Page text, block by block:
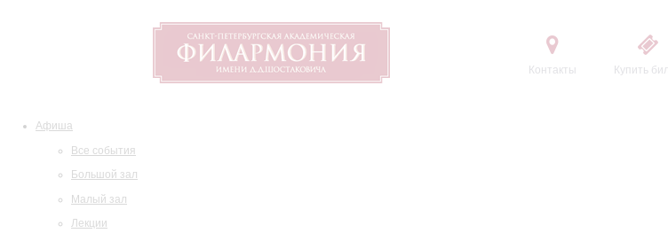
Контакты Купить
Афиша
Все события
Большой зал
Малый зал
Лекции